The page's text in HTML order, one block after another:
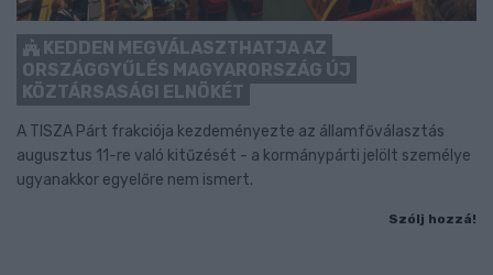
KEDDEN MEGVÁLASZTHATJA AZ
ORSZÁGGYŰLÉS MAGYARORSZÁG ÚJ
KÖZTÁRSASÁGI ELNÖKÉT
A TISZA Párt frakciója kezdeményezte az államfőválasztás
augusztus 11-re való kitűzését - a kormánypárti jelölt személye
ugyanakkor egyelőre nem ismert.
Szólj hozzá!